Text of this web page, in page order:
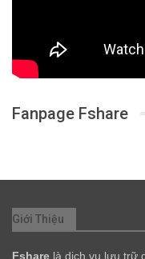
Fanpage Fshare
Giới Thiệu
Fshare là dịch vụ lưu trữ